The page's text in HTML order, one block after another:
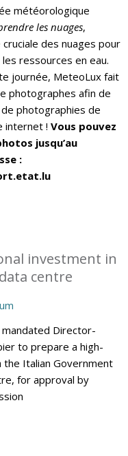
météorologique
les nuages,
cruciale des nuages pour
ressources en eau.
journée, MeteoLux fait
photographes afin de
photographies de
internet ! Vous pouvez
jusqu’au
:
investment in
centre
mandated Director-
to prepare a high-
Italian Government
for approval by